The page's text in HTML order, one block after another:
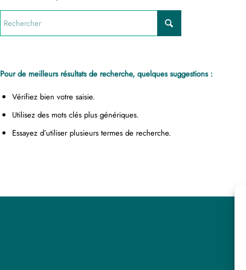
Pour de meilleurs résultats de recherche, quelques suggestions :
Vérifiez bien votre saisie.
Utilisez des mots clés plus génériques.
Essayez d’utiliser plusieurs termes de recherche.